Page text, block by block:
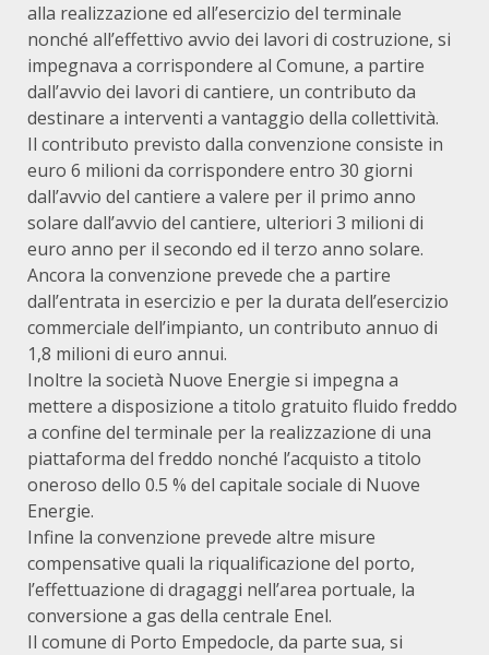
alla realizzazione ed all’esercizio del terminale
nonché all’effettivo avvio dei lavori di costruzione, si
impegnava a corrispondere al Comune, a partire
dall’avvio dei lavori di cantiere, un contributo da
destinare a interventi a vantaggio della collettività.
Il contributo previsto dalla convenzione consiste in
euro 6 milioni da corrispondere entro 30 giorni
dall’avvio del cantiere a valere per il primo anno
solare dall’avvio del cantiere, ulteriori 3 milioni di
euro anno per il secondo ed il terzo anno solare.
Ancora la convenzione prevede che a partire
dall’entrata in esercizio e per la durata dell’esercizio
commerciale dell’impianto, un contributo annuo di
1,8 milioni di euro annui.
Inoltre la società Nuove Energie si impegna a
mettere a disposizione a titolo gratuito fluido freddo
a confine del terminale per la realizzazione di una
piattaforma del freddo nonché l’acquisto a titolo
oneroso dello 0.5 % del capitale sociale di Nuove
Energie.
Infine la convenzione prevede altre misure
compensative quali la riqualificazione del porto,
l’effettuazione di dragaggi nell’area portuale, la
conversione a gas della centrale Enel.
Il comune di Porto Empedocle, da parte sua, si